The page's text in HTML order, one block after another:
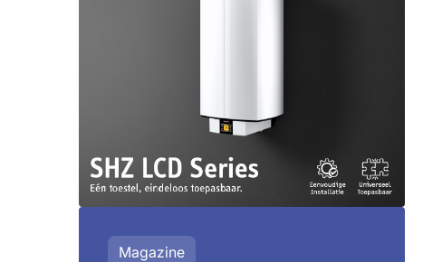
Magazine